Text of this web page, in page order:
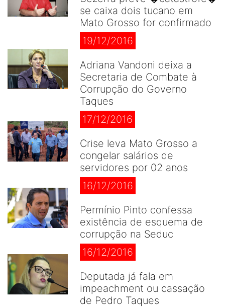
se caixa dois tucano em
Mato Grosso for confirmado
19/12/2016
Adriana Vandoni deixa a
Secretaria de Combate à
Corrupção do Governo
Taques
17/12/2016
Crise leva Mato Grosso a
congelar salários de
servidores por 02 anos
16/12/2016
Permínio Pinto confessa
existência de esquema de
corrupção na Seduc
16/12/2016
Deputada já fala em
impeachment ou cassação
de Pedro Taques